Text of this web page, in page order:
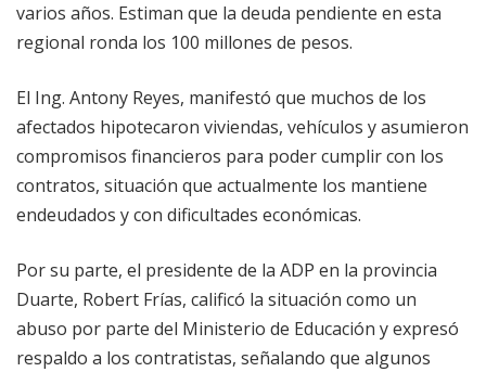
varios años. Estiman que la deuda pendiente en esta
regional ronda los 100 millones de pesos.
El Ing. Antony Reyes, manifestó que muchos de los
afectados hipotecaron viviendas, vehículos y asumieron
compromisos financieros para poder cumplir con los
contratos, situación que actualmente los mantiene
endeudados y con dificultades económicas.
Por su parte, el presidente de la ADP en la provincia
Duarte, Robert Frías, calificó la situación como un
abuso por parte del Ministerio de Educación y expresó
respaldo a los contratistas, señalando que algunos